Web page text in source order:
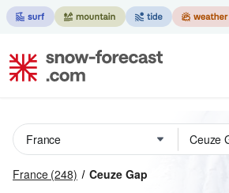
France (248) Ceuze Gap